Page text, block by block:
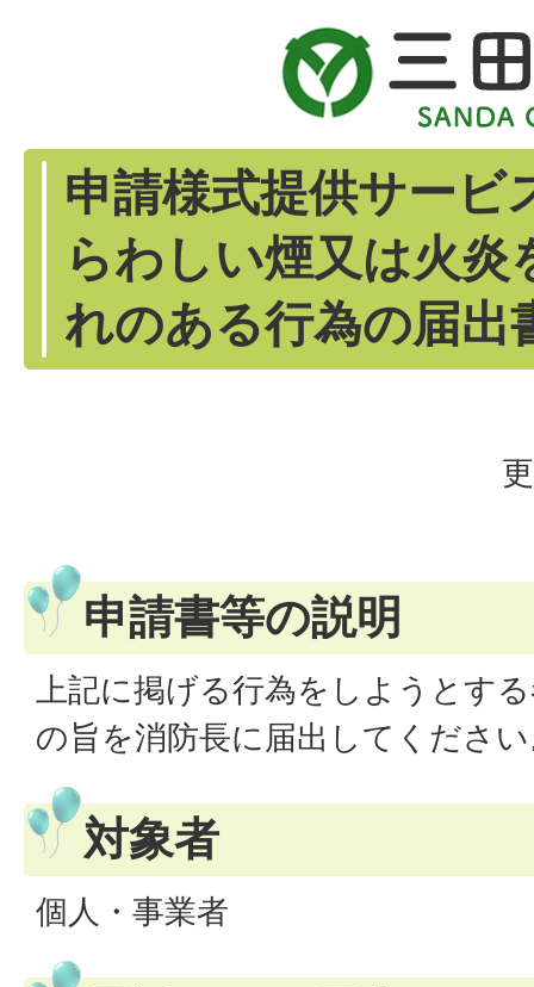
申請様式提供サービ
らわしい煙又は火炎
れのある行為の届出
申請書等の説明
上記に掲げる行為をしようとす
の旨を消防長に届出してくださ
対象者
個人・事業者